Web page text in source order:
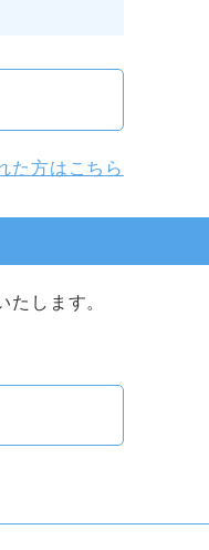
た方はこちら
します。